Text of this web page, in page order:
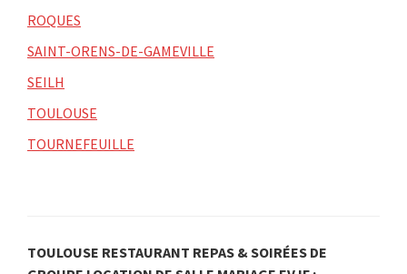
ROQUES
SAINT-ORENS-DE-GAMEVILLE
SEILH
TOULOUSE
TOURNEFEUILLE
TOULOUSE RESTAURANT REPAS & SOIRÉES DE